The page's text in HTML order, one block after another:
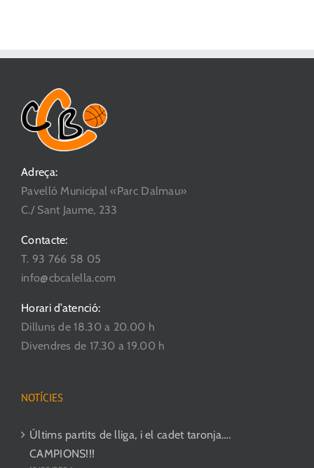
Adreça:
Pavelló Municipal «Parc Dalmau»
C./ Sant Jaume, 233
Contacte:
T. 93 766 58 05
info@cbcalella.com
Horari d’atenció:
Dilluns de 18.30 a 20.00 h
Divendres de 17.30 a 19.00 h
NOTÍCIES
Últims partits de lliga, i el cadet taronja….
CAMPIONS!!!